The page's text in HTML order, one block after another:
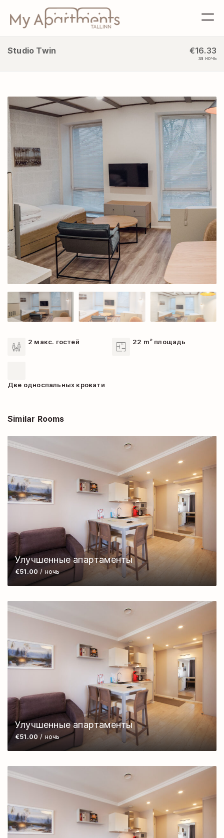
Studio Twin €16.33
за ночь
2 макс. гостей 22 m² площадь
Две односпальных кровати
Similar Rooms
Улучшенные апартаменты
€51.00 / ночь
Улучшенные апартаменты
€51.00 / ночь